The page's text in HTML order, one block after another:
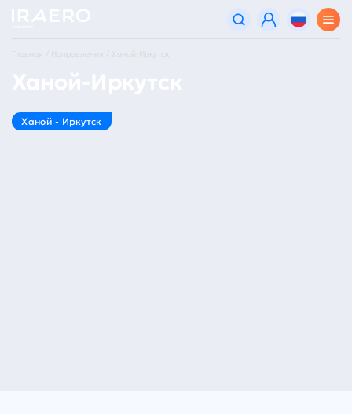
Главная Направления Ханой-Иркутск
Ханой - Иркутск